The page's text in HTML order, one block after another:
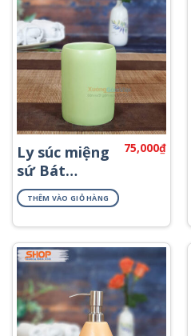
Ly súc miệng
sứ Bát
Tràng đẹp
PKNT-12
75,000₫
THÊM VÀO GIỎ HÀNG